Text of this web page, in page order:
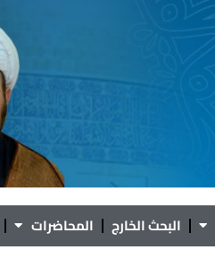
البحث الخارج المحاضرات